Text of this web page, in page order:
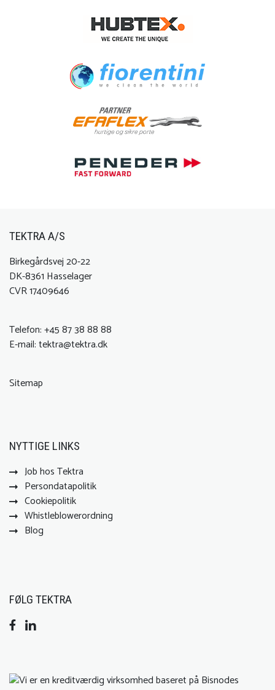
TEKTRA A/S
Birkegårdsvej 20-22
DK-8361 Hasselager
CVR 17409646
Telefon:+45 87 38 88 88
E-mail:tektra@tektra.dk
Sitemap
NYTTIGE LINKS
Job hos Tektra
Persondatapolitik
Cookiepolitik
Whistleblowerordning
Blog
FØLG TEKTRA